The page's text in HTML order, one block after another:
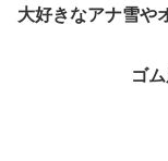
大好きなアナ雪や
ゴ